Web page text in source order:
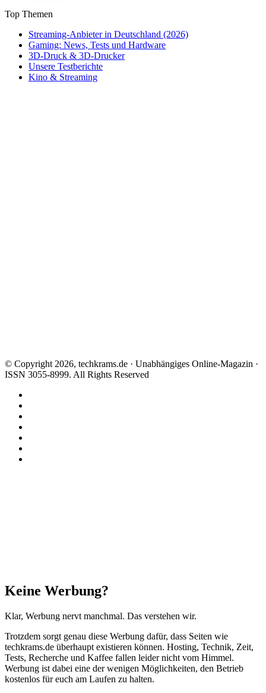
Top Themen
Streaming-Anbieter in Deutschland (2026)
Gaming: News, Tests und Hardware
3D-Druck & 3D-Drucker
Unsere Testberichte
Kino & Streaming
© Copyright 2026, techkrams.de · Unabhängiges Online-Magazin ·
ISSN 3055-8999. All Rights Reserved
Schließen
Keine Werbung?
Klar, Werbung nervt manchmal. Das verstehen wir.
Trotzdem sorgt genau diese Werbung dafür, dass Seiten wie
techkrams.de überhaupt existieren können. Hosting, Technik, Zeit,
Tests, Recherche und Kaffee fallen leider nicht vom Himmel.
Werbung ist dabei eine der wenigen Möglichkeiten, den Betrieb
kostenlos für euch am Laufen zu halten.